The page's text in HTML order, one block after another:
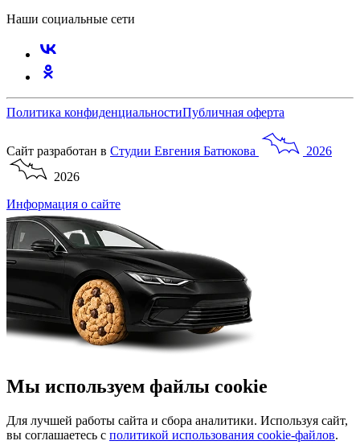
Наши социальные сети
Политика конфиденциальностиПубличная оферта
Сайт разработан в Студии Евгения Батюкова
2026
2026
Информация о сайте
Мы используем файлы cookie
Для лучшей работы сайта и сбора аналитики. Используя сайт,
вы соглашаетесь с политикой использования cookie-файлов.